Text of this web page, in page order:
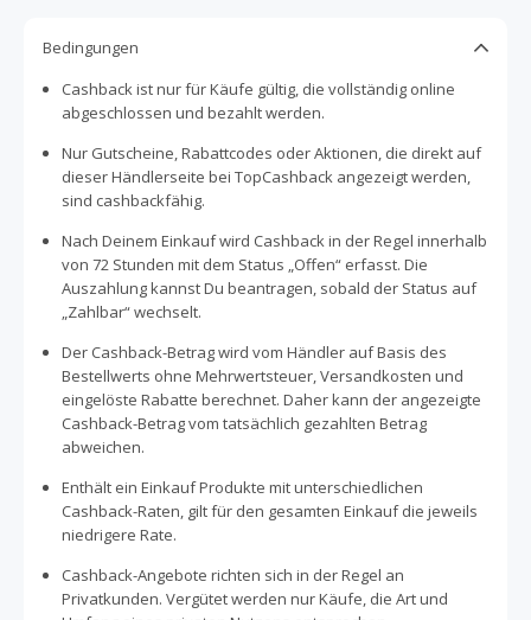
500 Premium-Artikel monatlich, ob als ePaper, im Web
Smart-TV. Spare jetzt mit TopCashback bei Deinem
nächsten Handyvertrag von BILD Connect!
Bedingungen
Cashback ist nur für Käufe gültig, die vollständig online
abgeschlossen und bezahlt werden.
Nur Gutscheine, Rabattcodes oder Aktionen, die direkt auf
dieser Händlerseite bei TopCashback angezeigt werden,
sind cashbackfähig.
Nach Deinem Einkauf wird Cashback in der Regel innerhalb
von 72 Stunden mit dem Status „Offen“ erfasst. Die
Auszahlung kannst Du beantragen, sobald der Status auf
„Zahlbar“ wechselt.
Der Cashback-Betrag wird vom Händler auf Basis des
Bestellwerts ohne Mehrwertsteuer, Versandkosten und
eingelöste Rabatte berechnet. Daher kann der angezeigte
Cashback-Betrag vom tatsächlich gezahlten Betrag
abweichen.
Enthält ein Einkauf Produkte mit unterschiedlichen
Cashback-Raten, gilt für den gesamten Einkauf die jeweils
niedrigere Rate.
Cashback-Angebote richten sich in der Regel an
Privatkunden. Vergütet werden nur Käufe, die Art und